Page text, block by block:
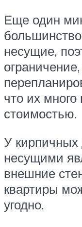
Еще один
несущие,
что их
стоимостью.
У
несущими
внешние
квартиры
угодно.